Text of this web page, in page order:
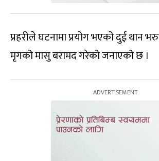
प्रहरीले घटनामा प्रयोग भएको दुई थान
मृगको मासु बरामद गरेको जनाएको छ ।